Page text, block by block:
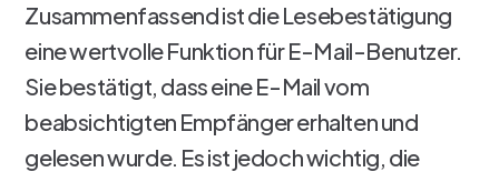
Zusammenfassend ist die Lesebestätigung
eine wertvolle Funktion für E-Mail-Benutzer.
Sie bestätigt, dass eine E-Mail vom
beabsichtigten Empfänger erhalten und
gelesen wurde. Es ist jedoch wichtig, die